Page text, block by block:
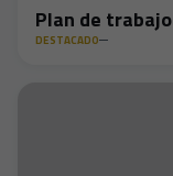
Plan de
DESTACADO